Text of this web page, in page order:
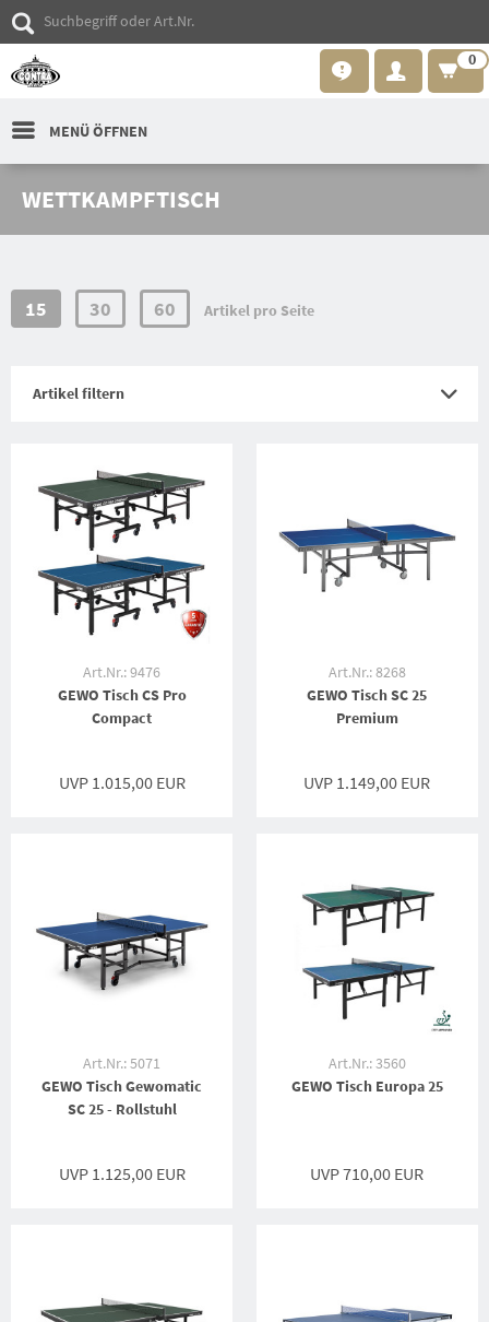
0
MENÜ ÖFFNEN
WETTKAMPFTISCH
Artikel filtern
15 30 60 Artikel pro Seite
Art.Nr.: 9476
GEWO Tisch CS Pro
Compact
UVP 1.015,00 EUR
Art.Nr.: 8268
GEWO Tisch SC 25
Premium
UVP 1.149,00 EUR
Art.Nr.: 5071
GEWO Tisch Gewomatic
SC 25 - Rollstuhl
UVP 1.125,00 EUR
Art.Nr.: 3560
GEWO Tisch Europa 25
UVP 710,00 EUR